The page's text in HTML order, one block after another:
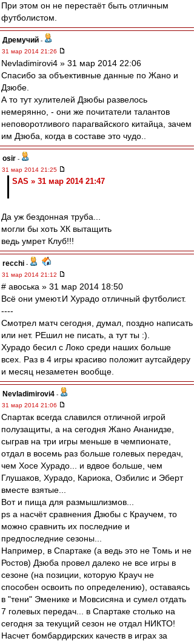
При этом он не перестаёт быть отличным
футболистом.
Дремучий -
31 мар 2014 21:26
Nevladimirovi4 » 31 мар 2014 22:06
Спасибо за объективные данные по Жано и
Дзюбе.
А то тут хулителей Дзюбы развелось
немерянно, - они же почитатели талантов
неповоротливого парагвайского китайца, зачем
им Дзюба, когда в составе это чудо..
osir -
31 мар 2014 21:25
SAS » 31 мар 2014 21:47
Да уж бездонная труба...
могли бы хоть ХК вытащить
ведь умрет Клуб!!!
recchi -
31 мар 2014 21:12
# авоська » 31 мар 2014 18:50
Всё они умеют.И Хурадо отличный футболист.
----
Смотрел матч сегодня, думал, поздно написать
или нет. РЕшил не писать, а тут ты :).
Хурадо бесил с Локо среди наших больше
всех. Раз в 4 игры красиво положит аутсайдеру
и месяц незаметен вообще.
Nevladimirovi4 -
31 мар 2014 21:06
Спартак всегда славился отличной игрой
полузащиты, а на сегодня Жано Ананидзе,
сыграв на три игры меньше в чемпионате,
отдал в восемь раз больше голевых передач,
чем Хосе Хурадо... и вдвое больше, чем
Глушаков, Хурадо, Кариока, Озбилис и Эберт
вместе взятые...
Вот и пища для размышлизмов...
ps а насчёт сравнения Дзюбы с Краучем, то
можно сравнить их последние и
предпоследние сезоны...
Например, в Спартаке (а ведь это не Томь и не
Ростов) Дзюба провел далеко не все игры в
сезоне (на позиции, которую Крауч не
способен освоить по определению), оставаясь
в "тени" Эменике и Мовсисяна и сумел отдать
7 голевых передач... в Спартаке столько на
сегодня за текущий сезон не отдал НИКТО!
Насчет бомбардирских качеств в играх за